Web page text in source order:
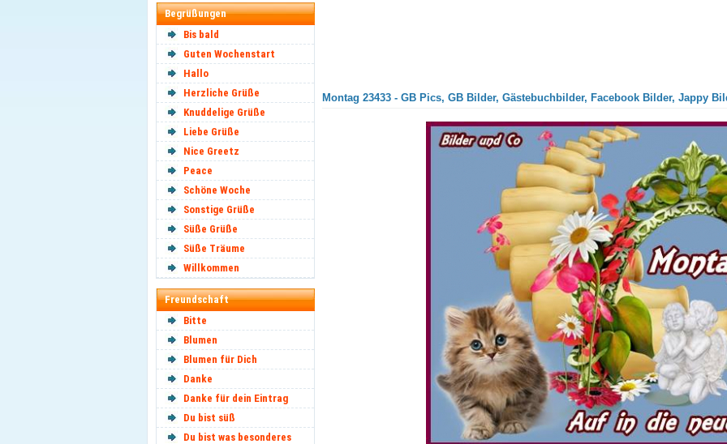
Begrüßungen
Bis bald
Guten Wochenstart
Hallo
Herzliche Grüße
Knuddelige Grüße
Liebe Grüße
Nice Greetz
Peace
Schöne Woche
Sonstige Grüße
Süße Grüße
Süße Träume
Willkommen
Freundschaft
Bitte
Blumen
Blumen für Dich
Danke
Danke für dein Eintrag
Du bist süß
Du bist was besonderes
Montag 23433 - GB Pics, GB Bilder, Gästebuchbilder, Facebook Bilder, Jappy